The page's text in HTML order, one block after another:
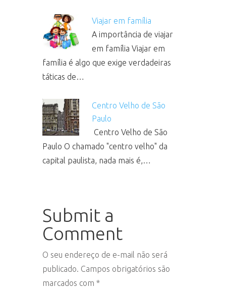
Viajar em família
A importância de viajar
em família Viajar em
família é algo que exige verdadeiras
táticas de…
Centro Velho de São
Paulo
Centro Velho de São
Paulo O chamado "centro velho" da
capital paulista, nada mais é,…
Submit a
Comment
O seu endereço de e-mail não será
publicado. Campos obrigatórios são
marcados com *